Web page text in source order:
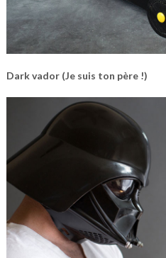
Dark vador (Je suis ton père !)